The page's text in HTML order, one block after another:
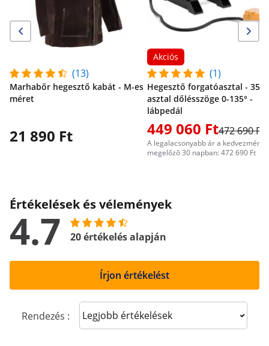
(13)
Marhabőr hegesztő kabát - M-es
méret
21 890 Ft
Akciós
(1)
Hegesztő forgatóasztal - 350
asztal dőlésszöge 0-135° -
lábpedál
449 060 Ft472 690 Ft
A legalacsonyabb ár a kedvezményt
megelőző 30 napban: 472 690 Ft
Értékelések és vélemények
4.7 20 értékelés alapján
Írjon értékelést
Rendezés : Sort reviews